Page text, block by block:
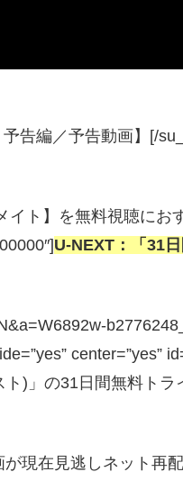
告編／予告動画】[/
イト】を無料視聴にお
U-NEXT：「31
center=”yes”
)」の31日間無料トラ
現在見逃しネット再